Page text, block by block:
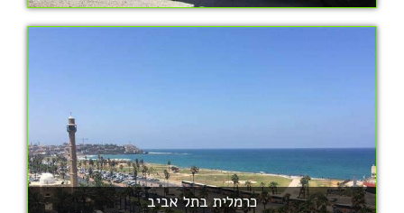
כרמלית בתל אביב